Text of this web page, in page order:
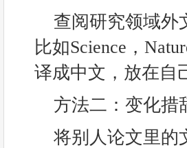
查阅研究领域外
比如Science，
译成中文，放在自
方法二：变化措
将别人论文里的